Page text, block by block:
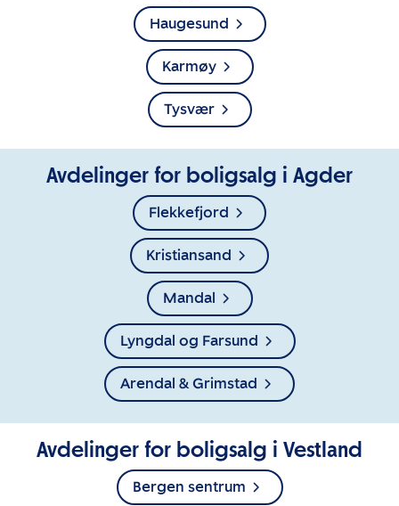
Haugesund
Karmøy
Tysvær
Avdelinger for boligsalg i Agder
Flekkefjord
Kristiansand
Mandal
Lyngdal og Farsund
Arendal & Grimstad
Avdelinger for boligsalg i Vestland
Bergen sentrum